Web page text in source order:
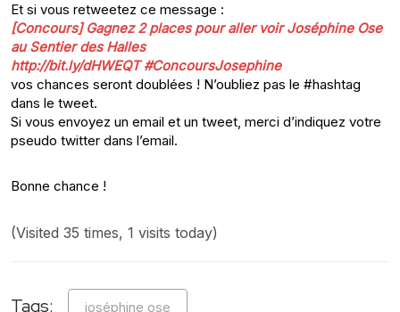
Et si vous retweetez ce message :
[Concours] Gagnez 2 places pour aller voir Joséphine Ose
au Sentier des Halles
http://bit.ly/dHWEQT #ConcoursJosephine
vos chances seront doublées ! N’oubliez pas le #hashtag
dans le tweet.
Si vous envoyez un email et un tweet, merci d’indiquez votre
pseudo twitter dans l’email.
Bonne chance !
(Visited 35 times, 1 visits today)
Tags: joséphine ose